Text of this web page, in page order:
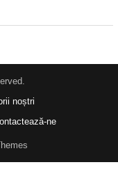
noștri
ne